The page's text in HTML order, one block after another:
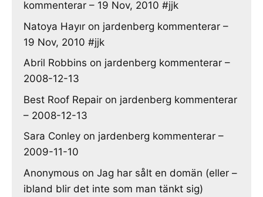
kommenterar – 19 Nov, 2010 #jjk
Natoya Hayır on jardenberg kommenterar –
19 Nov, 2010 #jjk
Abril Robbins on jardenberg kommenterar –
2008-12-13
Best Roof Repair on jardenberg kommenterar
– 2008-12-13
Sara Conley on jardenberg kommenterar –
2009-11-10
Anonymous on Jag har sålt en domän (eller –
ibland blir det inte som man tänkt sig)